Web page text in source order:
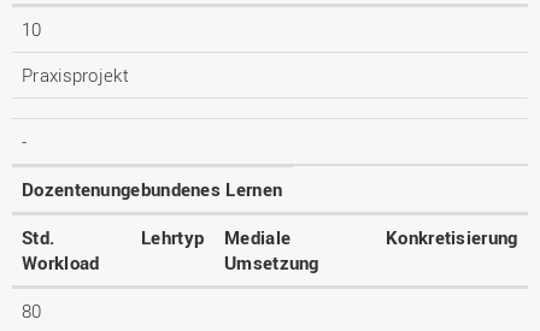
10
Praxisprojekt
-
Dozentenungebundenes Lernen
Std.
Workload
Lehrtyp
Mediale
Umsetzung
Konkretisierung
80